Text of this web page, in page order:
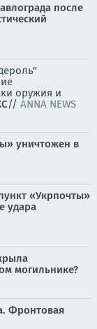
после
оружия и
// ANNA NEWS
уничтожен в
«Укрпочты»
удара
могильнике?
Фронтовая